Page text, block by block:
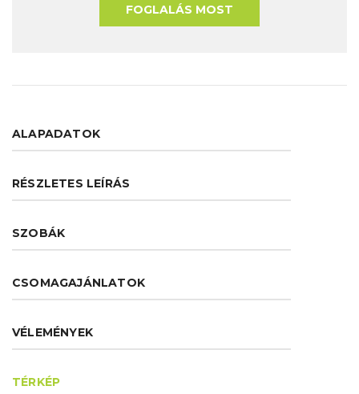
FOGLALÁS MOST
ALAPADATOK
RÉSZLETES LEÍRÁS
SZOBÁK
CSOMAGAJÁNLATOK
VÉLEMÉNYEK
TÉRKÉP